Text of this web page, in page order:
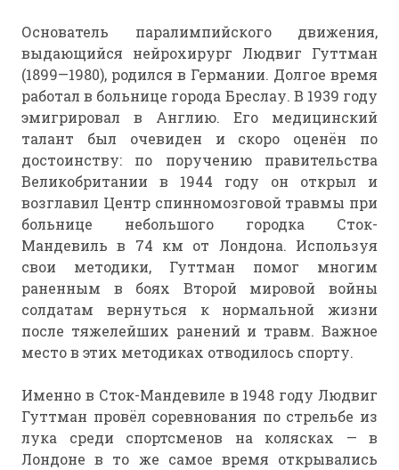
Основатель паралимпийского движения,
выдающийся нейрохирург Людвиг Гуттман
(1899—1980), родился в Германии. Долгое время
работал в больнице города Бреслау. В 1939 году
эмигрировал в Англию. Его медицинский
талант был очевиден и скоро оценён по
достоинству: по поручению правительства
Великобритании в 1944 году он открыл и
возглавил Центр спинномозговой травмы при
больнице небольшого городка Сток-
Мандевиль в 74 км от Лондона. Используя
свои методики, Гуттман помог многим
раненным в боях Второй мировой войны
солдатам вернуться к нормальной жизни
после тяжелейших ранений и травм. Важное
место в этих методиках отводилось спорту.
Именно в Сток-Мандевиле в 1948 году Людвиг
Гуттман провёл соревнования по стрельбе из
лука среди спортсменов на колясках — в
Лондоне в то же самое время открывались